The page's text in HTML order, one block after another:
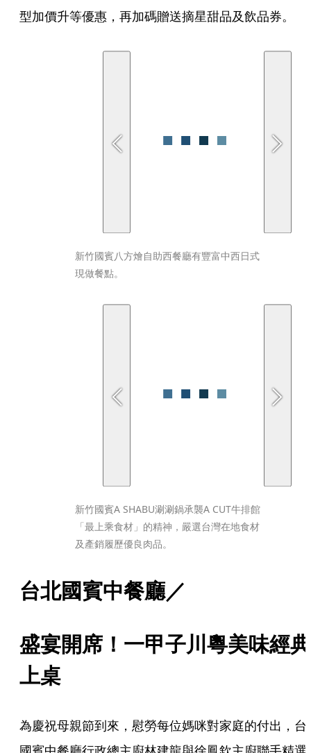
型加價升等優惠，再加碼贈送摘星甜品及飲品券。
新竹國賓八方燴自助西餐廳有豐富中西日式
現做餐點。
新竹國賓A SHABU涮涮鍋承襲A CUT牛排館
「最上乘食材」的精神，嚴選台灣在地食材
及產銷履歷優良肉品。
台北國賓中餐廳／
盛宴開席！一甲子川粵美味經典
上桌
為慶祝母親節到來，慰勞每位媽咪對家庭的付出，台